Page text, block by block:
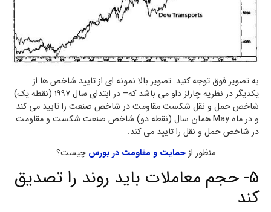
به تصویر فوق توجه کنید. تصویر بالا نمونه ای از تایید شاخص ها از
یکدیگر در نظریه چارلز داو می باشد که– در ابتدای سال ۱۹۹۷ (نقطه یک)
شاخص حمل و نقل شکست مقاومت در شاخص صنعت را تایید می کند
و در ماه May همان سال (نقطه دو) شاخص صنعت شکست و مقاومت
در شاخص حمل و نقل را تایید می کند.
منظور ازحمایت و مقاومت در بورس چیست؟
۵- حجم معاملات باید روند را تصدیق
کند